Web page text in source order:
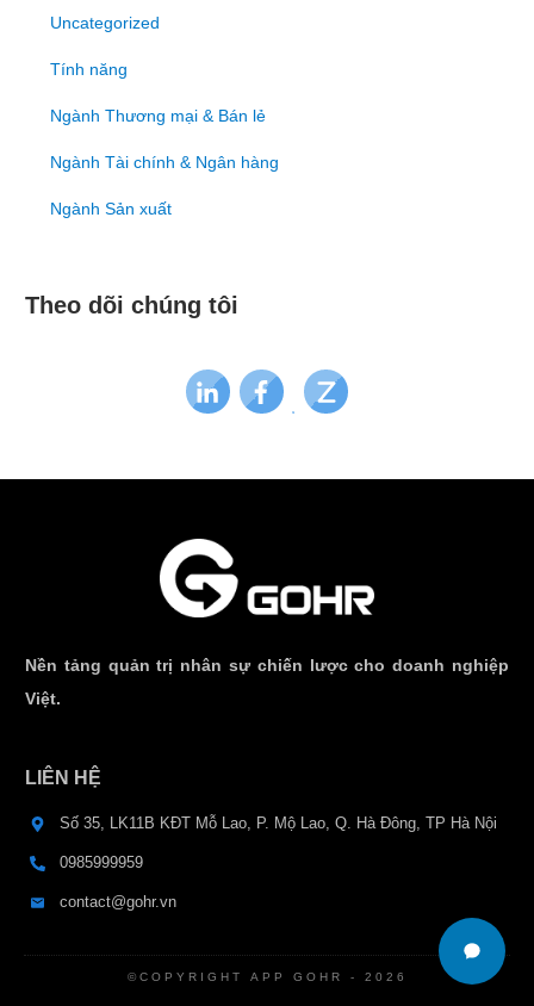
Uncategorized
Tính năng
Ngành Thương mại & Bán lẻ
Ngành Tài chính & Ngân hàng
Ngành Sản xuất
Theo dõi chúng tôi
Nền tảng quản trị nhân sự chiến lược cho doanh nghiệp
Việt.
LIÊN HỆ
Số 35, LK11B KĐT Mỗ Lao, P. Mộ Lao, Q. Hà Đông, TP Hà Nội
0985999959
contact@gohr.vn
©COPYRIGHT APP GOHR - 2026